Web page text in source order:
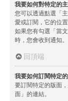
我要如何對特定的
您可以透過點選「
愛或訂閱，它的位
如果您有勾選「當
時，您會收到通知。
回頂端
我要如何訂閱特定
要訂閱特定的版面
面」的連結。